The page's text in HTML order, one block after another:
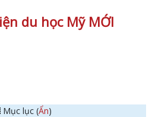
du học Mỹ MỚI
Mục lục (Ẩn)